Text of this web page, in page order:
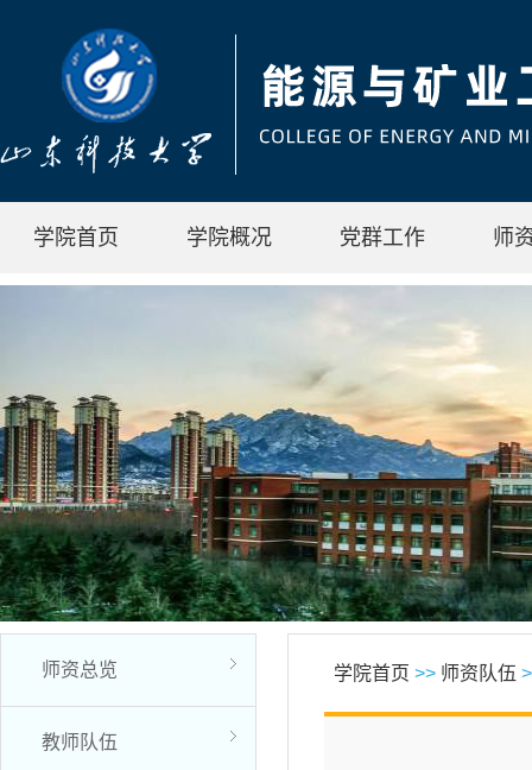
学院首页 学院概况 党群工作 师
师资总览
教师队伍
学院首页 >> 师资队伍